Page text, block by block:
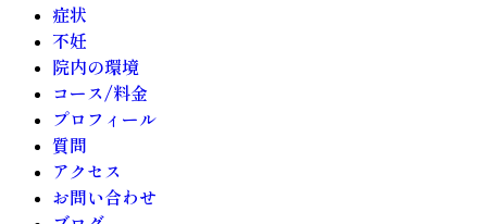
症状
不妊
院内の環境
コース/料金
プロフィール
質問
アクセス
お問い合わせ